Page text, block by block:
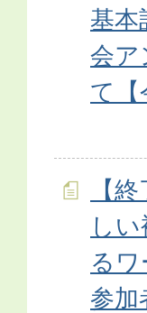
基本
会ア
て【
【
し
る
参加